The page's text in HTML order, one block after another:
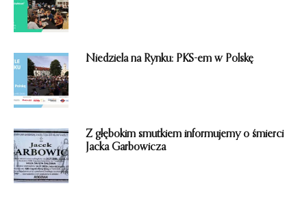
Niedziela na Rynku: PKS-em w Polskę
Z głębokim smutkiem informujemy o śmierci
Jacka Garbowicza